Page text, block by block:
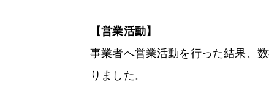
【営業活動】
事業者へ営業活動を行った結果、
りました。